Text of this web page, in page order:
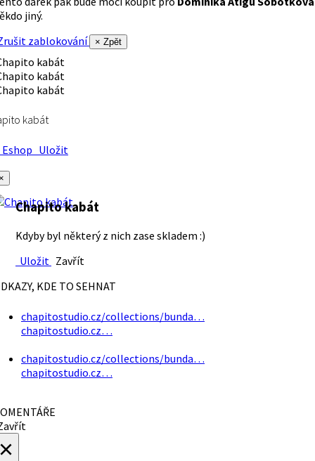
jiný.
zablokování
× Zpět
kabát
Uložit
Chapito kabát
Kdyby byl některý z nich zase skladem :)
Uložit Zavřít
KDE TO SEHNAT
chapitostudio.cz/collections/bunda…
chapitostudio.cz…
chapitostudio.cz/collections/bunda…
chapitostudio.cz…